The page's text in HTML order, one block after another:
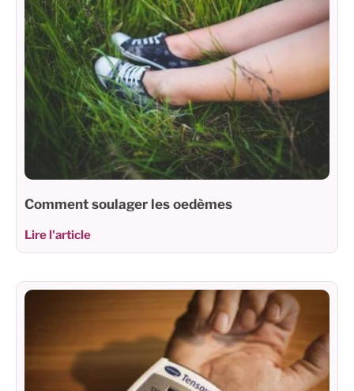
Comment soulager les oedèmes
Lire l'article